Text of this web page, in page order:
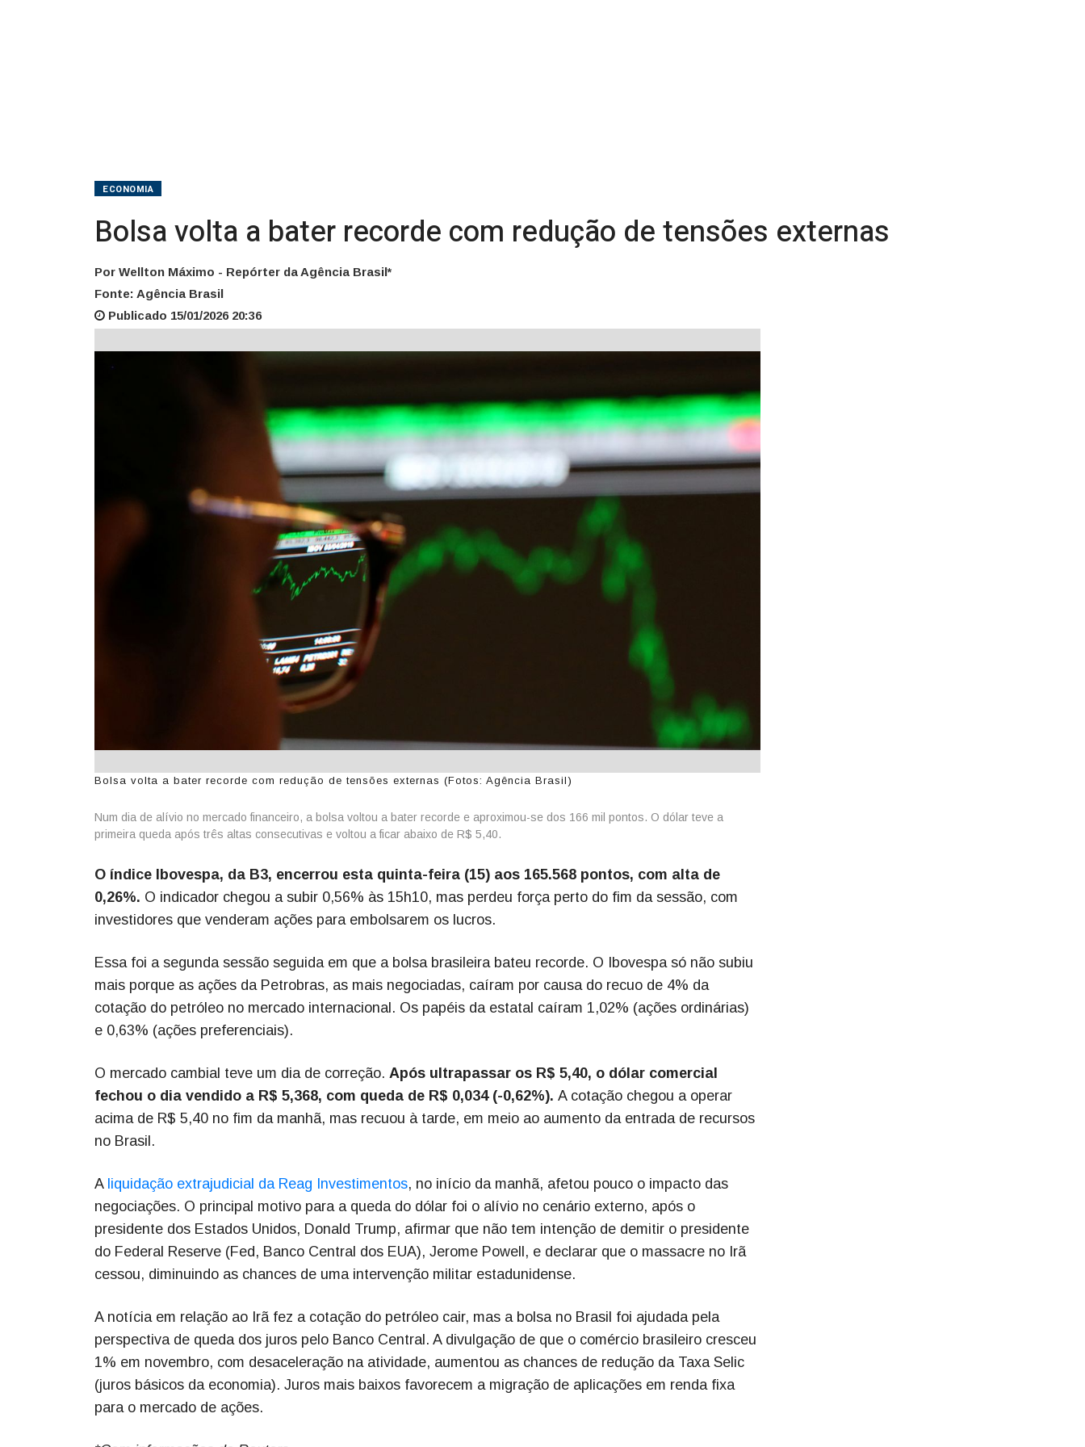
ECONOMIA
Bolsa volta a bater recorde com redução de tensões externas
Por Wellton Máximo - Repórter da Agência Brasil*
Fonte: Agência Brasil
Publicado 15/01/2026 20:36
Bolsa volta a bater recorde com redução de tensões externas (Fotos: Agência Brasil)
Num dia de alívio no mercado financeiro, a bolsa voltou a bater recorde e aproximou-se dos 166 mil pontos. O dólar teve a
primeira queda após três altas consecutivas e voltou a ficar abaixo de R$ 5,40.
O índice Ibovespa, da B3, encerrou esta quinta-feira (15) aos 165.568 pontos, com alta de
0,26%. O indicador chegou a subir 0,56% às 15h10, mas perdeu força perto do fim da sessão, com
investidores que venderam ações para embolsarem os lucros.
Essa foi a segunda sessão seguida em que a bolsa brasileira bateu recorde. O Ibovespa só não subiu
mais porque as ações da Petrobras, as mais negociadas, caíram por causa do recuo de 4% da
cotação do petróleo no mercado internacional. Os papéis da estatal caíram 1,02% (ações ordinárias)
e 0,63% (ações preferenciais).
O mercado cambial teve um dia de correção. Após ultrapassar os R$ 5,40, o dólar comercial
fechou o dia vendido a R$ 5,368, com queda de R$ 0,034 (-0,62%). A cotação chegou a operar
acima de R$ 5,40 no fim da manhã, mas recuou à tarde, em meio ao aumento da entrada de recursos
no Brasil.
A liquidação extrajudicial da Reag Investimentos, no início da manhã, afetou pouco o impacto das
negociações. O principal motivo para a queda do dólar foi o alívio no cenário externo, após o
presidente dos Estados Unidos, Donald Trump, afirmar que não tem intenção de demitir o presidente
do Federal Reserve (Fed, Banco Central dos EUA), Jerome Powell, e declarar que o massacre no Irã
cessou, diminuindo as chances de uma intervenção militar estadunidense.
A notícia em relação ao Irã fez a cotação do petróleo cair, mas a bolsa no Brasil foi ajudada pela
perspectiva de queda dos juros pelo Banco Central. A divulgação de que o comércio brasileiro cresceu
1% em novembro, com desaceleração na atividade, aumentou as chances de redução da Taxa Selic
(juros básicos da economia). Juros mais baixos favorecem a migração de aplicações em renda fixa
para o mercado de ações.